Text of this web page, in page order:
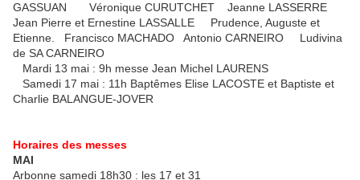
GASSUAN Véronique CURUTCHET Jeanne LASSERRE
Jean Pierre et Ernestine LASSALLE Prudence, Auguste et
Etienne. Francisco MACHADO Antonio CARNEIRO Ludivina
de SA CARNEIRO
Mardi 13 mai : 9h messe Jean Michel LAURENS
Samedi 17 mai : 11h Baptêmes Elise LACOSTE et Baptiste et
Charlie BALANGUE-JOVER
Horaires des messes
MAI
Arbonne samedi 18h30 : les 17 et 31